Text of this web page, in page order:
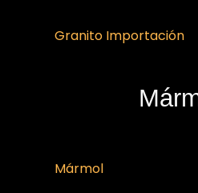
Granito Importación
Mármol